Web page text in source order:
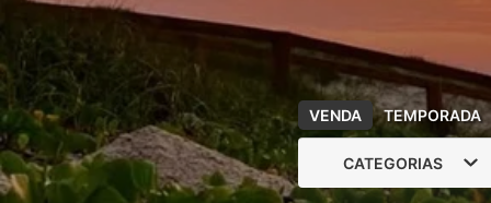
VENDA TEMPORADA
CATEGORIAS